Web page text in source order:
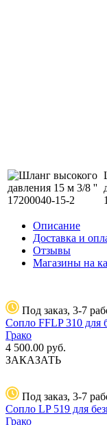
Описание
Доставка и
Отзывы
Магазины на
Под заказ, 3-7
Сопло FFLP 310 для
Грако
4 500.00 руб.
ЗАКАЗАТЬ
Под заказ, 3-7
Сопло LP 519 для
Грако